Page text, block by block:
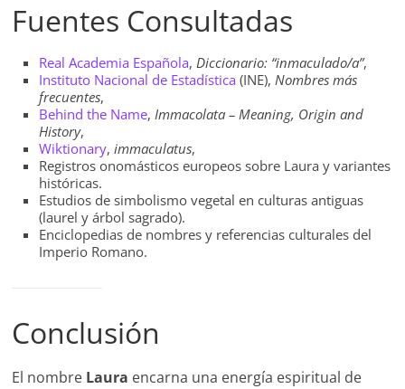
Fuentes Consultadas
Real Academia Española,Diccionario: “inmaculado/a”,
Instituto Nacional de Estadística (INE),Nombres más
frecuentes,
Behind the Name,Immacolata – Meaning, Origin and
History,
Wiktionary,immaculatus,
Registros onomásticos europeos sobre Laura y variantes
históricas.
Estudios de simbolismo vegetal en culturas antiguas
(laurel y árbol sagrado).
Enciclopedias de nombres y referencias culturales del
Imperio Romano.
Conclusión
El nombre Laura encarna una energía espiritual de